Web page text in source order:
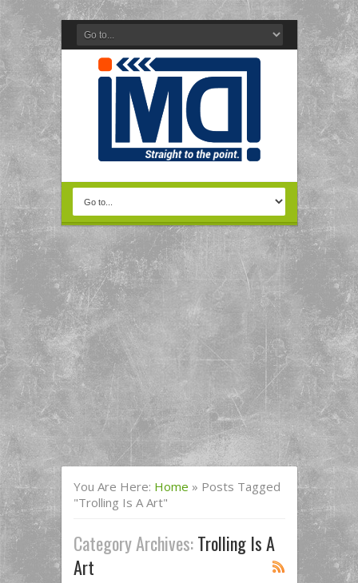
You Are Here: Home » Posts Tagged
"trolling Is A Art"
Category Archives:Trolling Is A
Art